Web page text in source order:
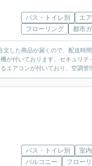
バス・トイレ別 エ
フローリング
都市
した商品が届くので、配送時
が付いております。セキュリテ
エアコンが付いており、空調管
バス・トイレ別 室
バルコニー
フロー